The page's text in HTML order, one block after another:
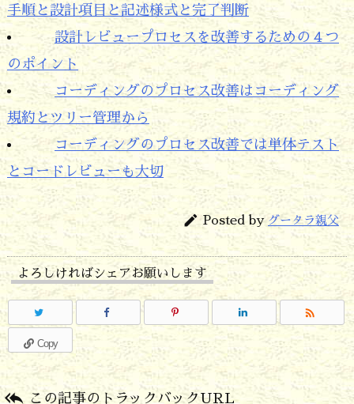
手順と設計項目と記述様式と完了判断
設計レビュープロセスを改善するための４つ
のポイント
コーディングのプロセス改善はコーディング
規約とツリー管理から
コーディングのプロセス改善では単体テスト
とコードレビューも大切
 Posted by グータラ親父
よろしければシェアお願いします

Copy
 この記事のトラックバックURL